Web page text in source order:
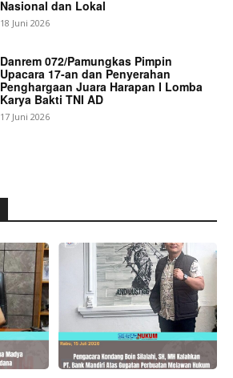
Nasional dan Lokal
18 Juni 2026
Danrem 072/Pamungkas Pimpin
Upacara 17-an dan Penyerahan
Penghargaan Juara Harapan I Lomba
Karya Bakti TNI AD
17 Juni 2026